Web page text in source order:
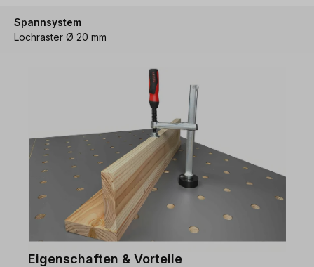
Spannsystem
Lochraster Ø 20 mm
Eigenschaften & Vorteile